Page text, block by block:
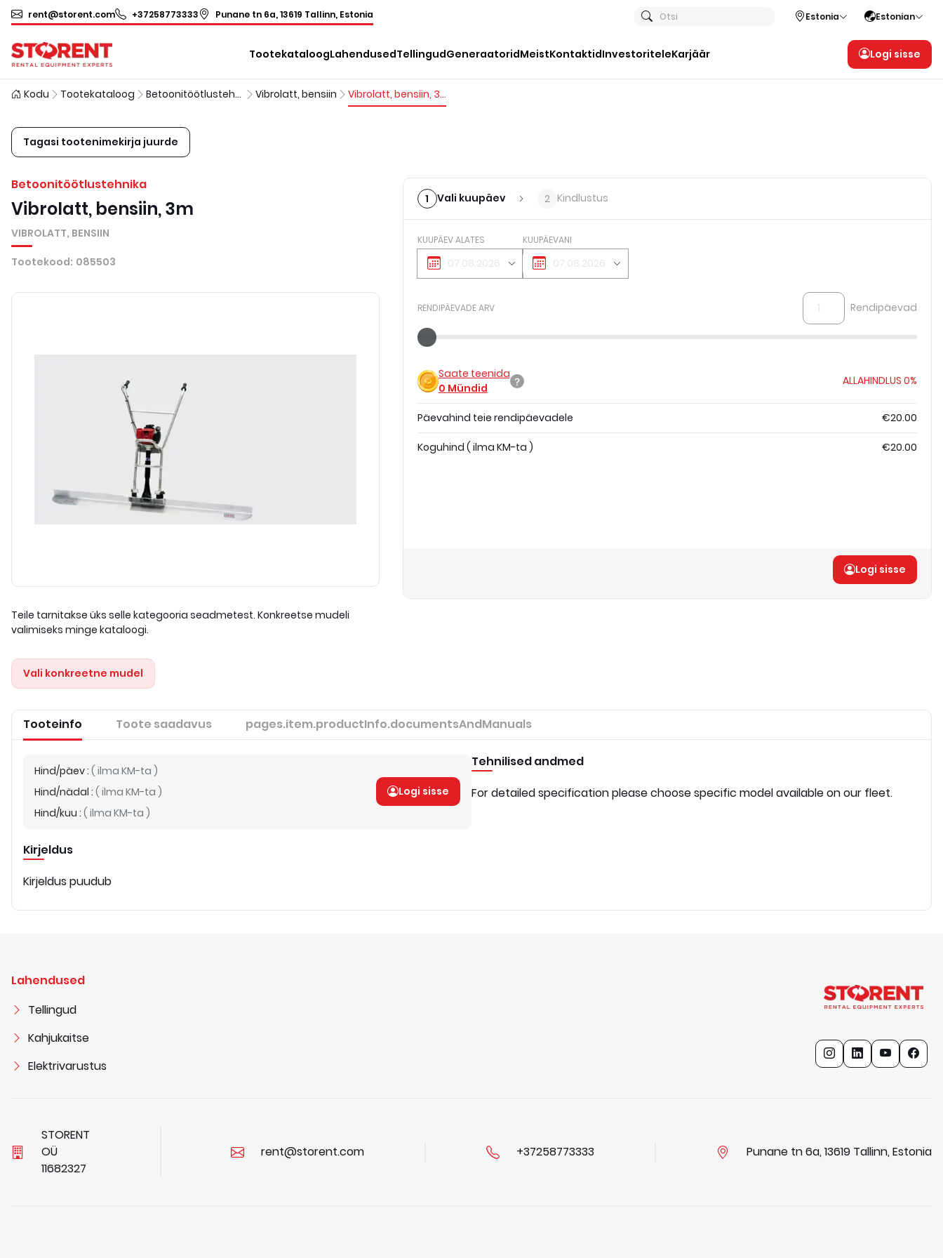
rent@storent.com +37258773333 Punane tn 6a, 13619 Tallinn, Estonia Otsi Estonia Estonian
TootekataloogLahendusedTellingudGeneraatoridMeistKontaktidInvestoriteleKarjäär Logi sisse
Kodu Tootekataloog Betoonitöötlustehnika Vibrolatt, bensiin Vibrolatt, bensiin, 3m
Tagasi tootenimekirja juurde
Betoonitöötlustehnika
Vibrolatt, bensiin, 3m
VIBROLATT, BENSIIN
Tootekood: 085503
Teile tarnitakse üks selle kategooria seadmetest. Konkreetse mudeli
valimiseks minge kataloogi.
Vali konkreetne mudel
1 Vali kuupäev 2 Kindlustus
KUUPÄEV ALATES KUUPÄEVANI
RENDIPÄEVADE ARV Rendipäevad
Saate teenida
0 Mündid
ALLAHINDLUS 0%
Päevahind teie rendipäevadele €20.00
Koguhind ( ilma KM-ta ) €20.00
Logi sisse
Tooteinfo Toote saadavus pages.item.productInfo.documentsAndManuals
Hind/päev: ( ilma KM-ta )
Hind/nädal : ( ilma KM-ta )
Hind/kuu : ( ilma KM-ta )
Logi sisse
Kirjeldus
Kirjeldus puudub
Tehnilised andmed
For detailed specification please choose specific model available on our fleet.
Lahendused
Tellingud
Kahjukaitse
Elektrivarustus
STORENT
OÜ
11682327
rent@storent.com +37258773333 Punane tn 6a, 13619 Tallinn, Estonia